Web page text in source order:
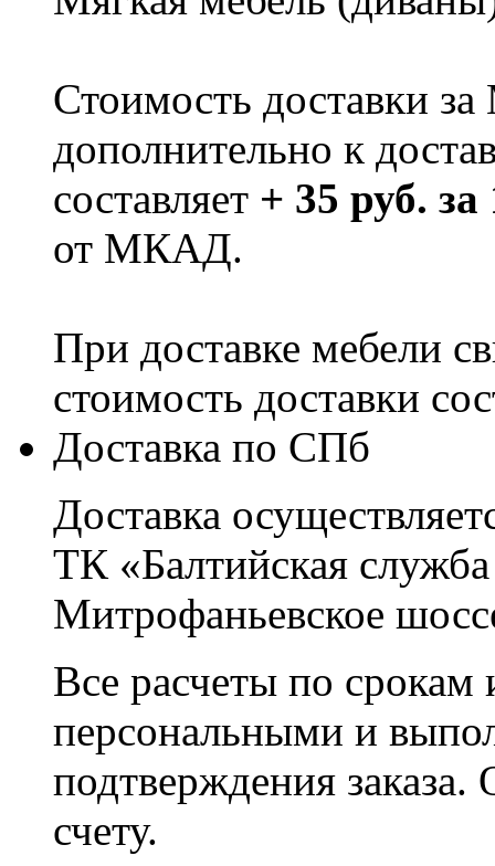
Стоимость доставки
дополнительно к
составляет + 35 руб.
от МКАД.
При доставке мебели
стоимость доставки
Доставка по СПб
Доставка
ТК «Балтийская
Митрофаньевское
Все расчеты по срокам
персональными и
подтверждения заказа.
счету.